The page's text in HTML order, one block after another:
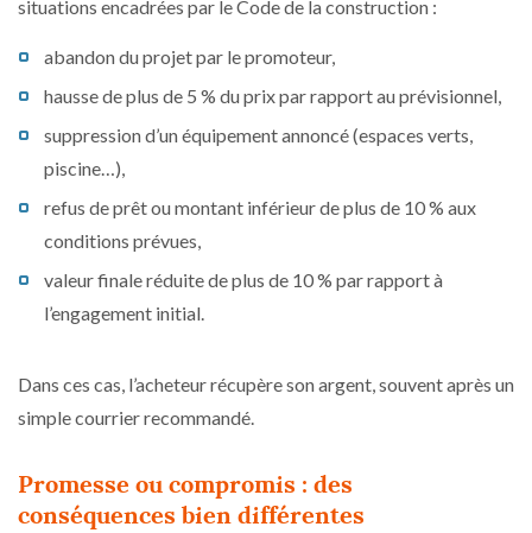
situations encadrées par le Code de la construction :
abandon du projet par le promoteur,
hausse de plus de 5 % du prix par rapport au prévisionnel,
suppression d’un équipement annoncé (espaces verts,
piscine…),
refus de prêt ou montant inférieur de plus de 10 % aux
conditions prévues,
valeur finale réduite de plus de 10 % par rapport à
l’engagement initial.
Dans ces cas, l’acheteur récupère son argent, souvent après un
simple courrier recommandé.
Promesse ou compromis : des
conséquences bien différentes